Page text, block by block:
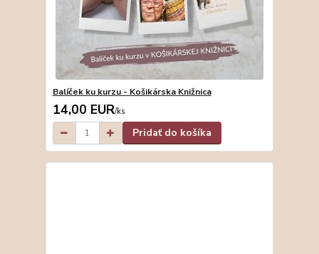
Balíček ku kurzu - Košikárska Knižnica
14,00 EUR/ks
Pridať do košíka